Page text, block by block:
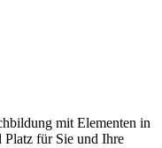
mit Elementen in
Platz für Sie und Ihre